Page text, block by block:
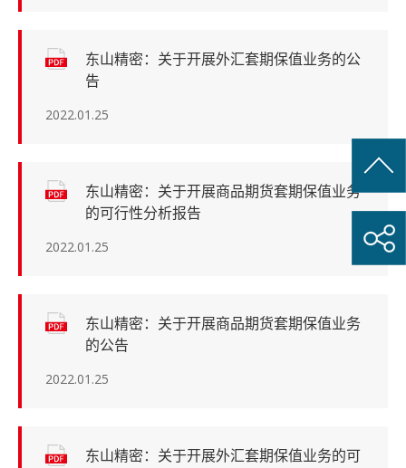
东山精密：关于开展外汇套期保值业务的公
告
2022.01.25
东山精密：关于开展商品期货套期保值业务
的可行性分析报告
2022.01.25
东山精密：关于开展商品期货套期保值业务
的公告
2022.01.25
东山精密：关于开展外汇套期保值业务的可